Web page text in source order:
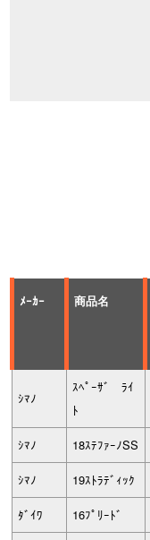
ﾒｰｶｰ 商品名
ｼﾏﾉ
ｽﾍﾟｰｻﾞ ﾗｲ
ﾄ
ｼﾏﾉ 18ｽﾃﾌｧｰﾉSS
ｼﾏﾉ 19ｽﾄﾗﾃﾞｨｯｸ
ﾀﾞｲﾜ 16ﾌﾟﾘｰﾄﾞ